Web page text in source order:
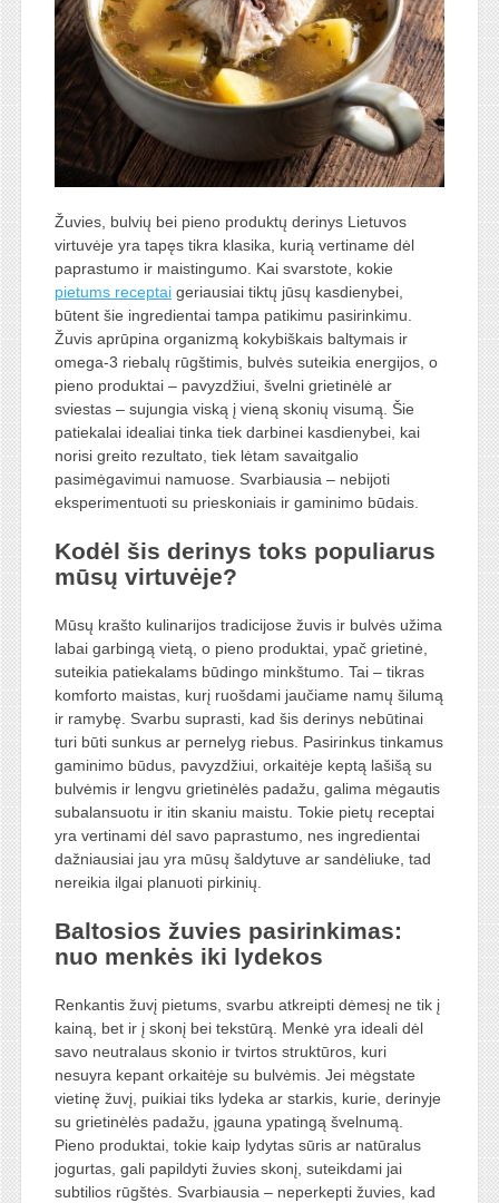
Žuvies, bulvių bei pieno produktų derinys Lietuvos
virtuvėje yra tapęs tikra klasika, kurią vertiname dėl
paprastumo ir maistingumo. Kai svarstote, kokie
pietums receptaigeriausiai tiktų jūsų kasdienybei,
būtent šie ingredientai tampa patikimu pasirinkimu.
Žuvis aprūpina organizmą kokybiškais baltymais ir
omega-3 riebalų rūgštimis, bulvės suteikia energijos, o
pieno produktai – pavyzdžiui, švelni grietinėlė ar
sviestas – sujungia viską į vieną skonių visumą. Šie
patiekalai idealiai tinka tiek darbinei kasdienybei, kai
norisi greito rezultato, tiek lėtam savaitgalio
pasimėgavimui namuose. Svarbiausia – nebijoti
eksperimentuoti su prieskoniais ir gaminimo būdais.
Kodėl šis derinys toks populiarus
mūsų virtuvėje?
Mūsų krašto kulinarijos tradicijose žuvis ir bulvės užima
labai garbingą vietą, o pieno produktai, ypač grietinė,
suteikia patiekalams būdingo minkštumo. Tai – tikras
komforto maistas, kurį ruošdami jaučiame namų šilumą
ir ramybę. Svarbu suprasti, kad šis derinys nebūtinai
turi būti sunkus ar pernelyg riebus. Pasirinkus tinkamus
gaminimo būdus, pavyzdžiui, orkaitėje keptą lašišą su
bulvėmis ir lengvu grietinėlės padažu, galima mėgautis
subalansuotu ir itin skaniu maistu. Tokie pietų receptai
yra vertinami dėl savo paprastumo, nes ingredientai
dažniausiai jau yra mūsų šaldytuve ar sandėliuke, tad
nereikia ilgai planuoti pirkinių.
Baltosios žuvies pasirinkimas:
nuo menkės iki lydekos
Renkantis žuvį pietums, svarbu atkreipti dėmesį ne tik į
kainą, bet ir į skonį bei tekstūrą. Menkė yra ideali dėl
savo neutralaus skonio ir tvirtos struktūros, kuri
nesuyra kepant orkaitėje su bulvėmis. Jei mėgstate
vietinę žuvį, puikiai tiks lydeka ar starkis, kurie, derinyje
su grietinėlės padažu, įgauna ypatingą švelnumą.
Pieno produktai, tokie kaip lydytas sūris ar natūralus
jogurtas, gali papildyti žuvies skonį, suteikdami jai
subtilios rūgštės. Svarbiausia – neperkepti žuvies, kad